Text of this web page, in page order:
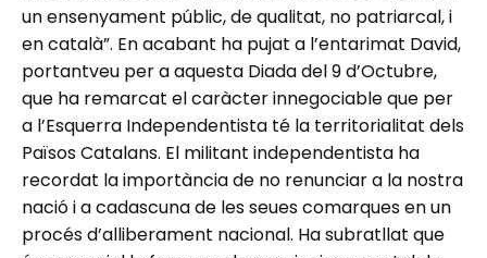
un ensenyament públic, de qualitat, no patriarcal, i
en català”. En acabant ha pujat a l’entarimat David,
portantveu per a aquesta Diada del 9 d’Octubre,
que ha remarcat el caràcter innegociable que per
a l’Esquerra Independentista té la territorialitat dels
Països Catalans. El militant independentista ha
recordat la importància de no renunciar a la nostra
nació i a cadascuna de les seues comarques en un
procés d’alliberament nacional. Ha subratllat que